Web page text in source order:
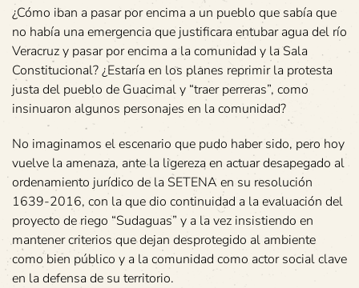
¿Cómo iban a pasar por encima a un pueblo que sabía que
no había una emergencia que justificara entubar agua del río
Veracruz y pasar por encima a la comunidad y la Sala
Constitucional? ¿Estaría en los planes reprimir la protesta
justa del pueblo de Guacimal y “traer perreras”, como
insinuaron algunos personajes en la comunidad?
No imaginamos el escenario que pudo haber sido, pero hoy
vuelve la amenaza, ante la ligereza en actuar desapegado al
ordenamiento jurídico de la SETENA en su resolución
1639-2016, con la que dio continuidad a la evaluación del
proyecto de riego “Sudaguas” y a la vez insistiendo en
mantener criterios que dejan desprotegido al ambiente
como bien público y a la comunidad como actor social clave
en la defensa de su territorio.